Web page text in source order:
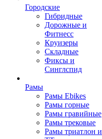
Городские
Гибридные
Дорожные и
Фитнесс
Круизеры
Складные
Фиксы и
Синглспид
Рамы
Рамы Ebikes
Рамы горные
Рамы гравийные
Рамы трековые
Рамы триатлон и